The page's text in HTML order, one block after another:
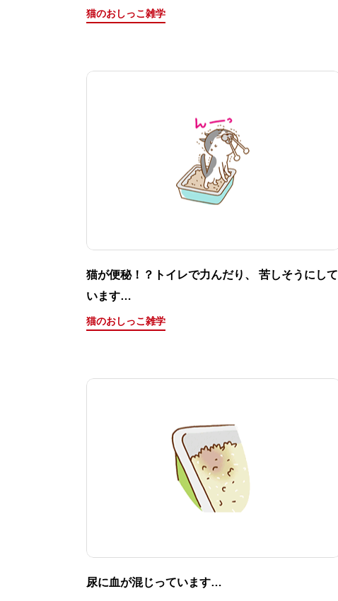
猫のおしっこ雑学
猫が便秘！？トイレで力んだり、 苦しそうにして
います…
猫のおしっこ雑学
尿に血が混じっています…